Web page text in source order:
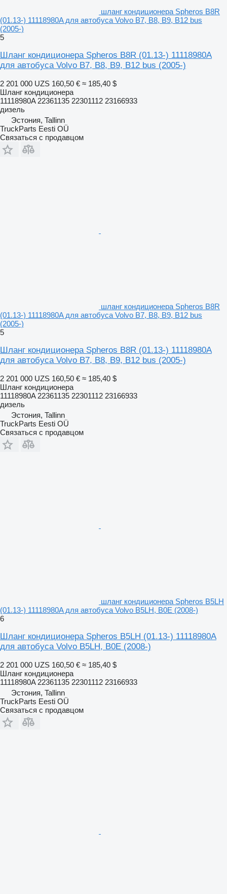
шланг кондиционера Spheros B8R
(01.13-) 11118980A для автобуса Volvo B7, B8, B9, B12 bus
(2005-)
5
Шланг кондиционера Spheros B8R (01.13-) 11118980A
для автобуса Volvo B7, B8, B9, B12 bus (2005-)
2 201 000 UZS 160,50 € ≈ 185,40 $
Шланг кондиционера
11118980A 22361135 22301112 23166933
дизель
Эстония, Tallinn
TruckParts Eesti OÜ
Связаться с продавцом
шланг кондиционера Spheros B8R
(01.13-) 11118980A для автобуса Volvo B7, B8, B9, B12 bus
(2005-)
5
Шланг кондиционера Spheros B8R (01.13-) 11118980A
для автобуса Volvo B7, B8, B9, B12 bus (2005-)
2 201 000 UZS 160,50 € ≈ 185,40 $
Шланг кондиционера
11118980A 22361135 22301112 23166933
дизель
Эстония, Tallinn
TruckParts Eesti OÜ
Связаться с продавцом
шланг кондиционера Spheros B5LH
(01.13-) 11118980A для автобуса Volvo B5LH, B0E (2008-)
6
Шланг кондиционера Spheros B5LH (01.13-) 11118980A
для автобуса Volvo B5LH, B0E (2008-)
2 201 000 UZS 160,50 € ≈ 185,40 $
Шланг кондиционера
11118980A 22361135 22301112 23166933
Эстония, Tallinn
TruckParts Eesti OÜ
Связаться с продавцом